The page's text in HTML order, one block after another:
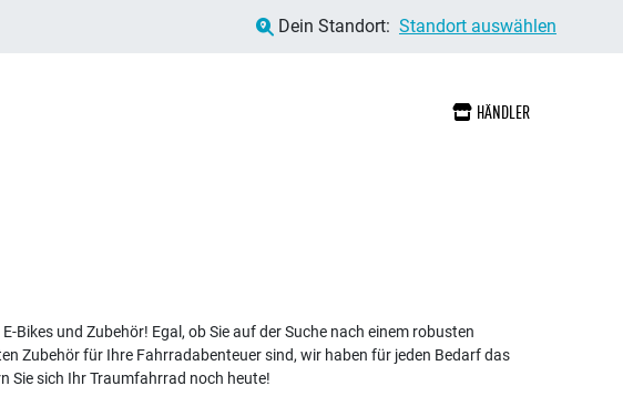
Dein Standort: Standort auswählen
HÄNDLER
Bikes und Zubehör! Egal, ob Sie auf der Suche nach einem robusten
Zubehör für Ihre Fahrradabenteuer sind, wir haben für jeden Bedarf das
Sie sich Ihr Traumfahrrad noch heute!